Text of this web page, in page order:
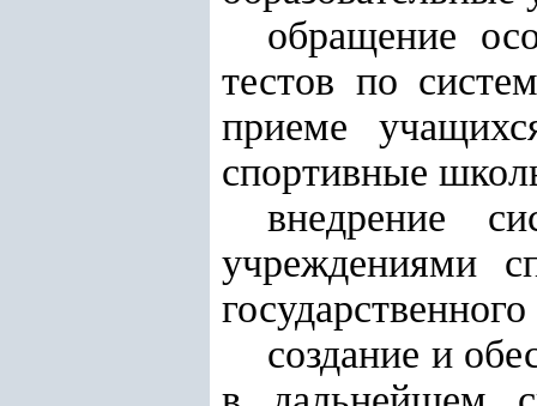
обращение
тестов по
приеме
спортивные
внедрение
учреждениями
государственного
создание и